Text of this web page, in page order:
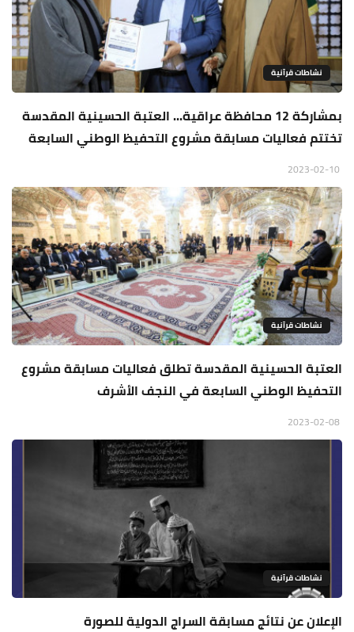
نشاطات قرآنية
بمشاركة 12 محافظة عراقية... العتبة الحسينية المقدسة
تختتم فعاليات مسابقة مشروع التحفيظ الوطني السابعة
نشاطات قرآنية
العتبة الحسينية المقدسة تطلق فعاليات مسابقة مشروع
التحفيظ الوطني السابعة في النجف الأشرف
نشاطات قرآنية
الإعلان عن نتائج مسابقة السراج الدولية للصورة